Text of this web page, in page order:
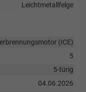
Leichtmetallfelge
(ICE)
5
5-türig
04.06.2026